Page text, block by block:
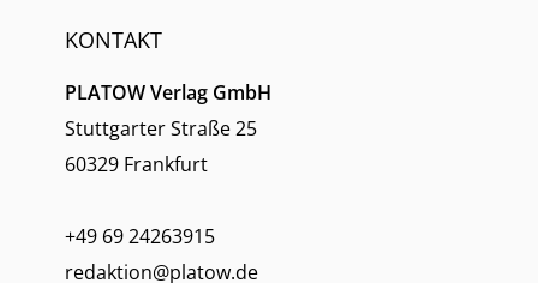
KONTAKT
PLATOW Verlag GmbH
Stuttgarter Straße 25
60329 Frankfurt
+49 69 24263915
redaktion@platow.de